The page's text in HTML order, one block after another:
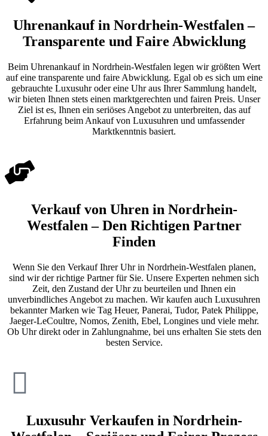
Uhrenankauf in Nordrhein-Westfalen –
Transparente und Faire Abwicklung
Beim Uhrenankauf in Nordrhein-Westfalen legen wir größten Wert
auf eine transparente und faire Abwicklung. Egal ob es sich um eine
gebrauchte Luxusuhr oder eine Uhr aus Ihrer Sammlung handelt,
wir bieten Ihnen stets einen marktgerechten und fairen Preis. Unser
Ziel ist es, Ihnen ein seriöses Angebot zu unterbreiten, das auf
Erfahrung beim Ankauf von Luxusuhren und umfassender
Marktkenntnis basiert.
Verkauf von Uhren in Nordrhein-
Westfalen – Den Richtigen Partner
Finden
Wenn Sie den Verkauf Ihrer Uhr in Nordrhein-Westfalen planen,
sind wir der richtige Partner für Sie. Unsere Experten nehmen sich
Zeit, den Zustand der Uhr zu beurteilen und Ihnen ein
unverbindliches Angebot zu machen. Wir kaufen auch Luxusuhren
bekannter Marken wie Tag Heuer, Panerai, Tudor, Patek Philippe,
Jaeger-LeCoultre, Nomos, Zenith, Ebel, Longines und viele mehr.
Ob Uhr direkt oder in Zahlungnahme, bei uns erhalten Sie stets den
besten Service.
Luxusuhr Verkaufen in Nordrhein-